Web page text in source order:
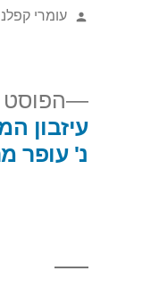
עומרי
עיזבון
נ' עופר